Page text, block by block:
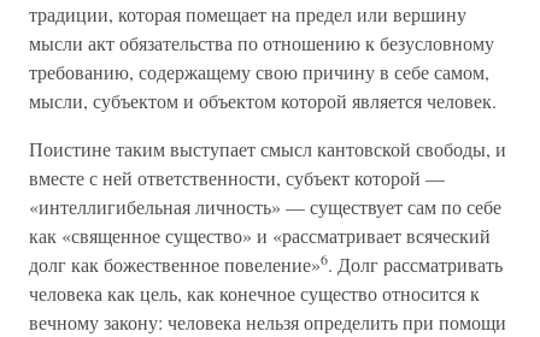
традиции, которая помещает на предел или вершину
мысли акт обязательства по отношению к безусловному
требованию, содержащему свою причину в себе самом,
мысли, субъектом и объектом которой является человек.
Поистине таким выступает смысл кантовской свободы, и
вместе с ней ответственности, субъект которой —
«интеллигибельная личность» — существует сам по себе
как «священное существо» и «рассматривает всяческий
долг как божественное повеление»6. Долг рассматривать
человека как цель, как конечное существо относится к
вечному закону: человека нельзя определить при помощи